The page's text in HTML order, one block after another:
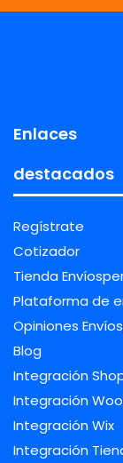
Enlaces
destacados
Regístrate
Cotizador
Tienda
Plataforma de
Opiniones
Blog
Integración
Integración
Integración Wix
Integración